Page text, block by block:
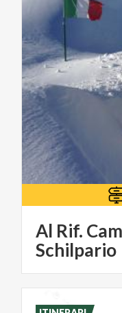
Al Rif.
Schilpario